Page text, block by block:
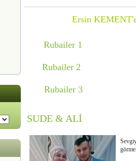
Ersin
Rubailer 1
Rubailer 2
Rubailer 3
SUDE & ALİ